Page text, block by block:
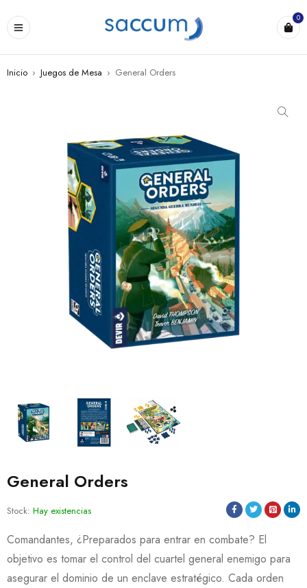
0
Inicio › Juegos de Mesa › General Orders
General Orders
Stock: Hay existencias
Comandantes, ¿Preparados para entrar en combate? El
objetivo es tomar el control del cuartel general enemigo para
asegurar el dominio de un enclave estratégico. Cada orden